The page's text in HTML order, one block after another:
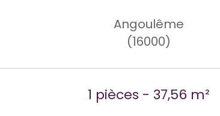
Angoulême
(16000)
1 pièces - 37,56 m²